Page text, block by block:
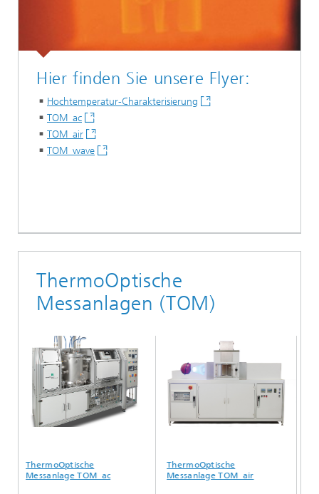
Hier finden Sie unsere Flyer:
Hochtemperatur-Charakterisierung
TOM_ac
TOM_air
TOM_wave
ThermoOptische
Messanlagen (TOM)
ThermoOptische
Messanlage TOM_ac
ThermoOptische
Messanlage TOM_air